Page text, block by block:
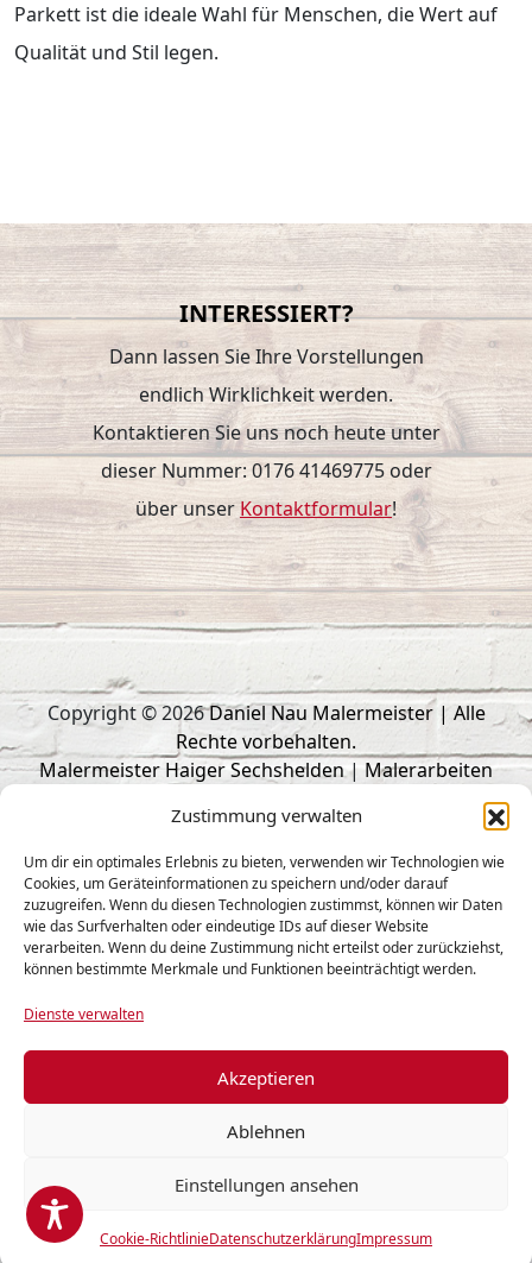
Zustimmung verwalten
Um dir ein optimales Erlebnis zu bieten, verwenden wir Technologien wie
Cookies, um Geräteinformationen zu speichern und/oder darauf
zuzugreifen. Wenn du diesen Technologien zustimmst, können wir Daten
wie das Surfverhalten oder eindeutige IDs auf dieser Website
verarbeiten. Wenn du deine Zustimmung nicht erteilst oder zurückziehst,
können bestimmte Merkmale und Funktionen beeinträchtigt werden.
Dienste verwalten
Akzeptieren
Ablehnen
Einstellungen ansehen
Cookie-RichtlinieDatenschutzerklärungImpressum
Parkett ist die ideale Wahl für Menschen, die Wert auf
Qualität und Stil legen.
INTERESSIERT?
Dann lassen Sie Ihre Vorstellungen
endlich Wirklichkeit werden.
Kontaktieren Sie uns noch heute unter
dieser Nummer: 0176 41469775 oder
über unserKontaktformular!
Copyright © 2026Daniel Nau Malermeister | Alle
Rechte vorbehalten.
Malermeister Haiger Sechshelden| Malerarbeiten
Malerbetrieb Haiger|
Fliesenleger Haiger
responsive webdesignbyintermedia
Aktuelles
Kontakt
Barrierefreiheitserklärung
Cookie-Richtlinie (EU)
Impressum